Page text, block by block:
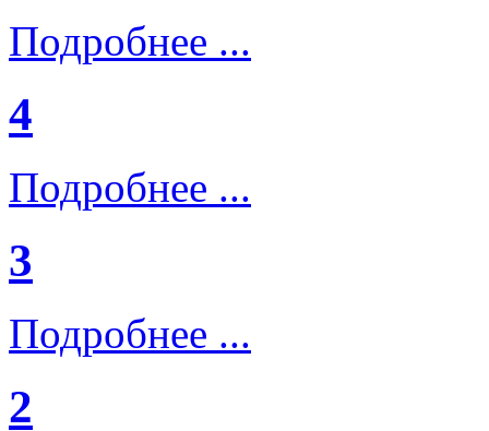
Подробнее ...
4
Подробнее ...
3
Подробнее ...
2